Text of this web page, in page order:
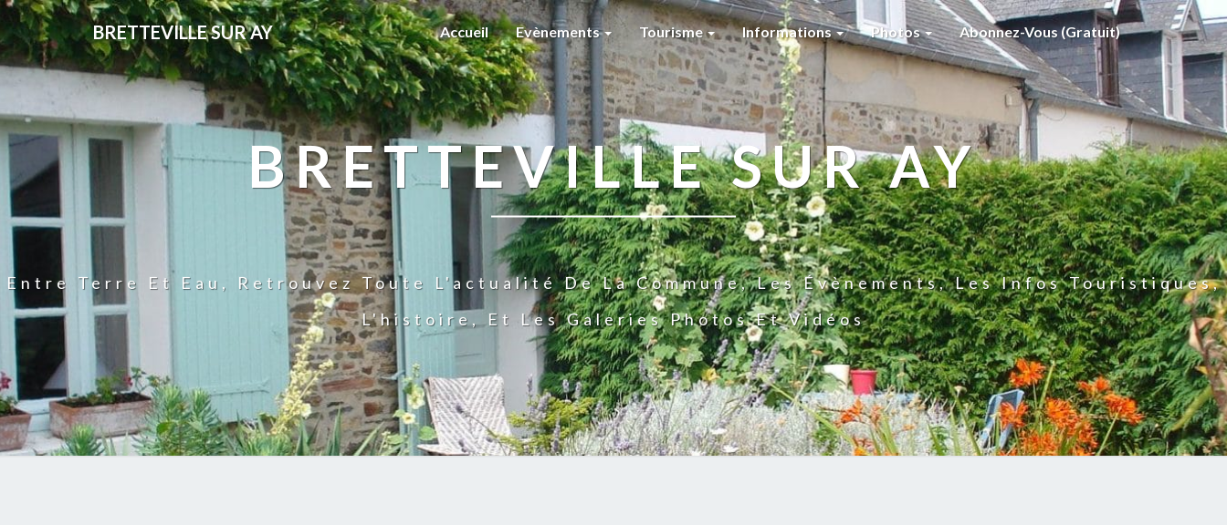
BRETTEVILLE SUR AY Accueil Evènements Tourisme Informations Photos Abonnez-Vous (gratuit)
BRETTEVILLE SUR AY
Entre Terre Et Eau, Retrouvez Toute L'actualité De La Commune, Les Évènements, Les Infos Touristiques,
L'histoire, Et Les Galeries Photos Et Vidéos